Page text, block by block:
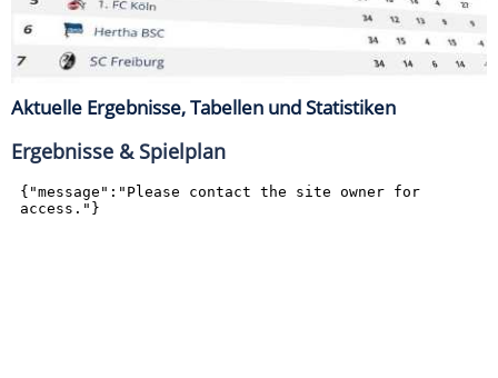
Aktuelle Ergebnisse, Tabellen und Statistiken
Ergebnisse & Spielplan